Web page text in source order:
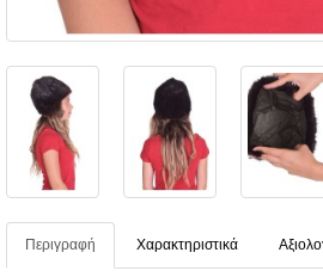
Περιγραφή Χαρακτηριστικά